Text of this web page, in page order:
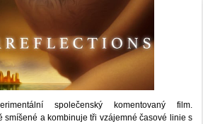
společenský komentovaný film.
smíšené a kombinuje tři vzájemné časové linie s